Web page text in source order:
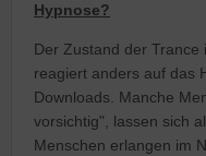
Hypnose?
Der Zustand der
reagiert anders auf das
Downloads. Manche
vorsichtig", lassen sich
Menschen erlangen im